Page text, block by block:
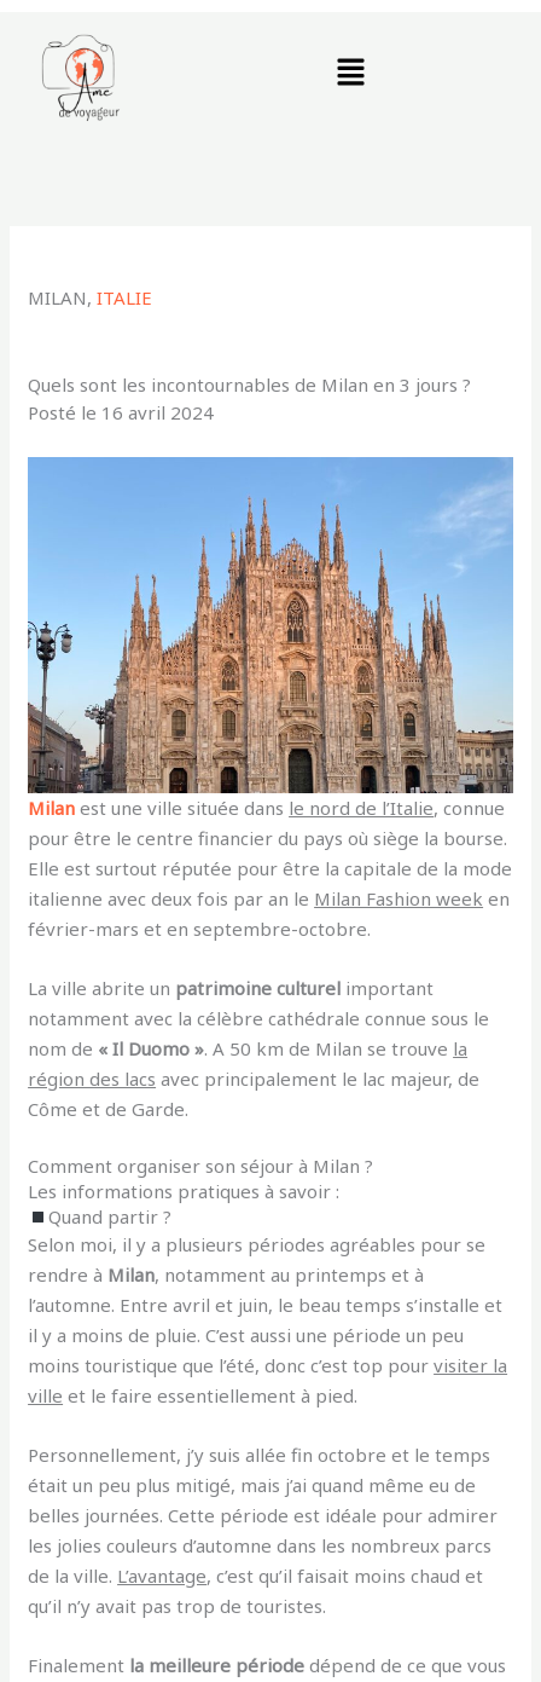
contenu
Menu
MILAN,ITALIE
Quels sont les incontournables de Milan en 3 jours ?
Posté le 16 avril 2024
Milan est une ville située dans le nord de l’Italie, connue
pour être le centre financier du pays où siège la bourse.
Elle est surtout réputée pour être la capitale de la mode
italienne avec deux fois par an le Milan Fashion week en
février-mars et en septembre-octobre.
La ville abrite un patrimoine culturel important
notamment avec la célèbre cathédrale connue sous le
nom de « Il Duomo ».A 50 km de Milan se trouve la
région des lacs avec principalement le lac majeur, de
Côme et de Garde.
Comment organiser son séjour à Milan ?
Les informations pratiques à savoir :
Quand partir ?
Selon moi, il y a plusieurs périodes agréables pour se
rendre à Milan, notamment au printemps et à
l’automne. Entre avril et juin, le beau temps s’installe et
il y a moins de pluie. C’est aussi une période un peu
moins touristique que l’été, donc c’est top pourvisiter la
ville et le faire essentiellement à pied.
Personnellement, j’y suis allée fin octobre et le temps
était un peu plus mitigé, mais j’ai quand même eu de
belles journées. Cette période est idéale pour admirer
les jolies couleurs d’automne dans les nombreux parcs
de la ville. L’avantage, c’est qu’il faisait moins chaud et
qu’il n’y avait pas trop de touristes.
Finalement la meilleure période dépend de ce que vous